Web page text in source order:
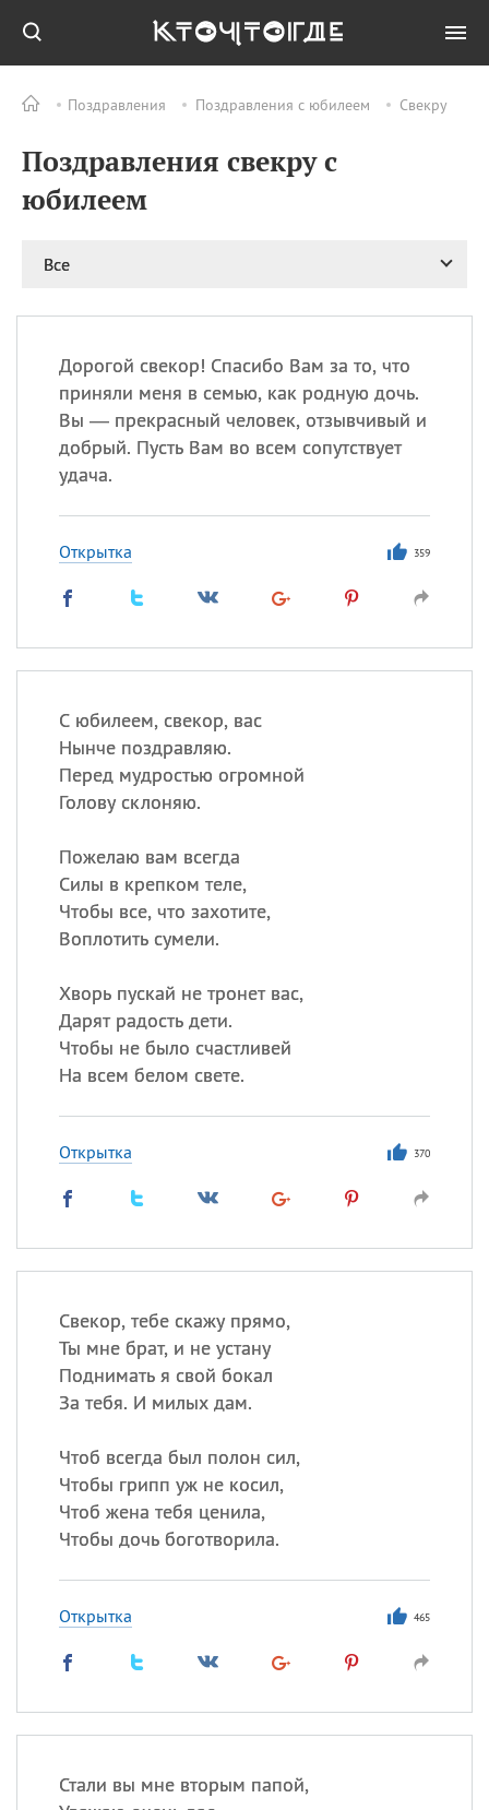
Поздравления Поздравления с юбилеем Свекру
Поздравления свекру с
юбилеем
Все
Дорогой свекор! Спасибо Вам за то, что
приняли меня в семью, как родную дочь.
Вы — прекрасный человек, отзывчивый и
добрый. Пусть Вам во всем сопутствует
удача.
Открытка 359
С юбилеем, свекор, вас
Нынче поздравляю.
Перед мудростью огромной
Голову склоняю.
Пожелаю вам всегда
Силы в крепком теле,
Чтобы все, что захотите,
Воплотить сумели.
Хворь пускай не тронет вас,
Дарят радость дети.
Чтобы не было счастливей
На всем белом свете.
Открытка 370
Свекор, тебе скажу прямо,
Ты мне брат, и не устану
Поднимать я свой бокал
За тебя. И милых дам.
Чтоб всегда был полон сил,
Чтобы грипп уж не косил,
Чтоб жена тебя ценила,
Чтобы дочь боготворила.
Открытка 465
Стали вы мне вторым папой,
ПРАЗДНИКИ Все
06.08 Преображение
Господне у западных
Романа и Давида
07.08
День ассирийских
мучеников
07.08
Национальный день
маяка
Годовщина битвы при
Все
Сегодня празднуют именины